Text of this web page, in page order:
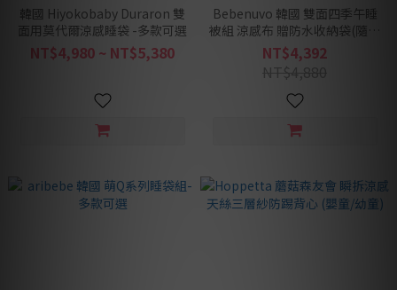
韓國 Hiyokobaby Duraron 雙
面用莫代爾涼感睡袋 -多款可選
NT$4,980 ~ NT$5,380
Bebenuvo 韓國 雙面四季午睡
被組 涼感布 贈防水收納袋(隨機
色) - 多款可選
NT$4,392
NT$4,880